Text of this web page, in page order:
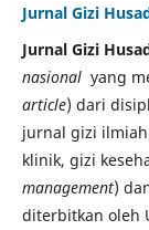
Jurnal Gizi
Jurnal Gizi
nasionalyang
article) dari
jurnal gizi
klinik, gizi
management)
diterbitkan oleh